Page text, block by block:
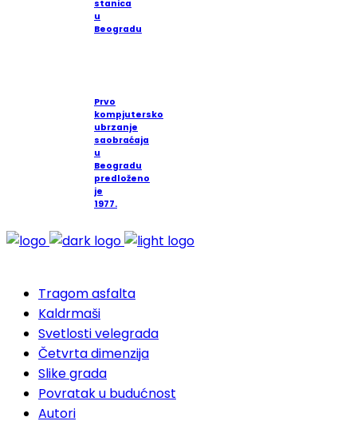
stanica
u
Beogradu
Prvo
kompjutersko
ubrzanje
saobraćaja
u
Beogradu
predloženo
je
1977.
Tragom asfalta
Kaldrmaši
Svetlosti velegrada
Četvrta dimenzija
Slike grada
Povratak u budućnost
Autori